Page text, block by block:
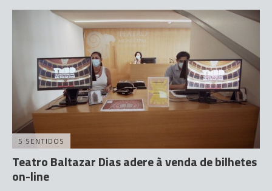
5 SENTIDOS
Teatro Baltazar Dias adere à venda de bilhetes
on-line